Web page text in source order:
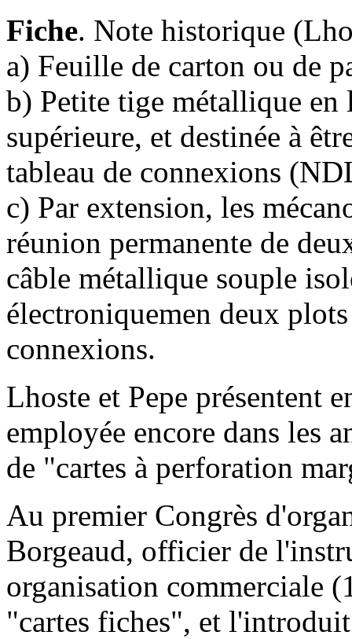
Fiche. Note historique
a) Feuille de carton ou de
b) Petite tige métallique en
supérieure, et destinée à
tableau de connexions
c) Par extension, les
réunion permanente de
câble métallique souple
électroniquemen deux
connexions.
Lhoste et Pepe présentent
employée encore dans les
de "cartes à perforation
Au premier Congrès
Borgeaud, officier de
organisation commerciale
"cartes fiches", et